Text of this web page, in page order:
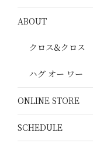
ABOUT
クロス&クロス
ハグ オー ワー
ONLINE STORE
SCHEDULE